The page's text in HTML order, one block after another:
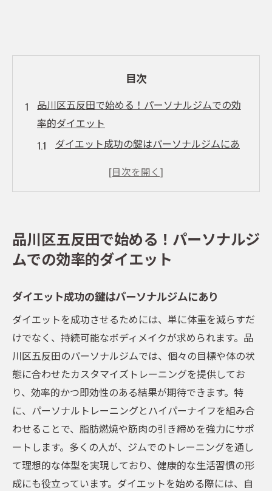
目次
品川区五反田で始める！パーソナルジムでの効
率的ダイエット
ダイエット成功の鍵はパーソナルジムにあ
五反田で選ぶべきパーソナルジムの特徴
用法
パーソナルジムと自宅でのケアを組み合わ
持続可能なダイエット習慣の作り方
理想のボディメイクを実現するパーソナルジム
の選び方
ボディメイクにおけるパーソナルジムの重
要性
五反田で評価の高いパーソナルジムとは
トレーナーの質が結果を左右する理由
設備が整ったジムの見分け方
体験セッションで自分に合ったジムを探す
品川区五反田で始める！パーソナルジ
ムでの効率的ダイエット
ダイエット成功の鍵はパーソナルジムにあり
ダイエットを成功させるためには、単に体重を減らすだ
けでなく、持続可能なボディメイクが求められます。品
川区五反田のパーソナルジムでは、個々の目標や体の状
態に合わせたカスタマイズトレーニングを提供してお
り、効率的かつ即効性のある結果が期待できます。特
に、パーソナルトレーニングとハイパーナイフを組み合
わせることで、脂肪燃焼や筋肉の引き締めを強力にサポ
ートします。多くの人が、ジムでのトレーニングを通し
て理想的な体型を実現しており、健康的な生活習慣の形
成にも役立っています。ダイエットを始める際には、自